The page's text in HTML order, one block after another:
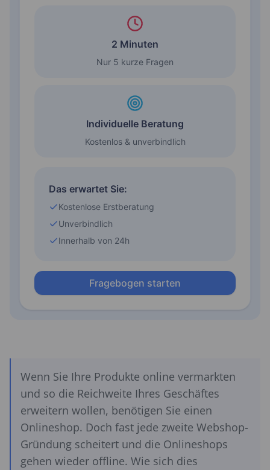
Wenn Sie Ihre Produkte online vermarkten
und so die Reichweite Ihres Geschäftes
erweitern wollen, benötigen Sie einen
Onlineshop. Doch fast jede zweite Webshop-
Gründung scheitert und die Onlineshops
gehen wieder offline. Wie sich dies